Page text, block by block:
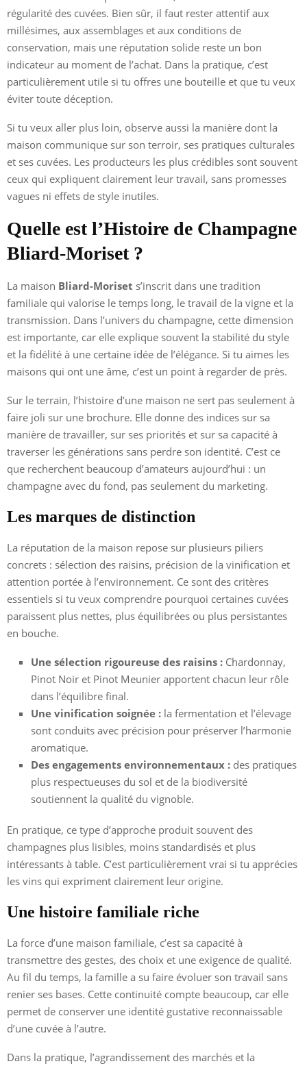
régularité des cuvées. Bien sûr, il faut rester attentif aux
millésimes, aux assemblages et aux conditions de
conservation, mais une réputation solide reste un bon
indicateur au moment de l’achat. Dans la pratique, c’est
particulièrement utile si tu offres une bouteille et que tu veux
éviter toute déception.
Si tu veux aller plus loin, observe aussi la manière dont la
maison communique sur son terroir, ses pratiques culturales
et ses cuvées. Les producteurs les plus crédibles sont souvent
ceux qui expliquent clairement leur travail, sans promesses
vagues ni effets de style inutiles.
Quelle est l’Histoire de Champagne
Bliard-Moriset ?
La maison Bliard-Moriset s’inscrit dans une tradition
familiale qui valorise le temps long, le travail de la vigne et la
transmission. Dans l’univers du champagne, cette dimension
est importante, car elle explique souvent la stabilité du style
et la fidélité à une certaine idée de l’élégance. Si tu aimes les
maisons qui ont une âme, c’est un point à regarder de près.
Sur le terrain, l’histoire d’une maison ne sert pas seulement à
faire joli sur une brochure. Elle donne des indices sur sa
manière de travailler, sur ses priorités et sur sa capacité à
traverser les générations sans perdre son identité. C’est ce
que recherchent beaucoup d’amateurs aujourd’hui : un
champagne avec du fond, pas seulement du marketing.
Les marques de distinction
La réputation de la maison repose sur plusieurs piliers
concrets : sélection des raisins, précision de la vinification et
attention portée à l’environnement. Ce sont des critères
essentiels si tu veux comprendre pourquoi certaines cuvées
paraissent plus nettes, plus équilibrées ou plus persistantes
en bouche.
Une sélection rigoureuse des raisins : Chardonnay,
Pinot Noir et Pinot Meunier apportent chacun leur rôle
dans l’équilibre final.
Une vinification soignée : la fermentation et l’élevage
sont conduits avec précision pour préserver l’harmonie
aromatique.
Des engagements environnementaux : des pratiques
plus respectueuses du sol et de la biodiversité
soutiennent la qualité du vignoble.
En pratique, ce type d’approche produit souvent des
champagnes plus lisibles, moins standardisés et plus
intéressants à table. C’est particulièrement vrai si tu apprécies
les vins qui expriment clairement leur origine.
Une histoire familiale riche
La force d’une maison familiale, c’est sa capacité à
transmettre des gestes, des choix et une exigence de qualité.
Au fil du temps, la famille a su faire évoluer son travail sans
renier ses bases. Cette continuité compte beaucoup, car elle
permet de conserver une identité gustative reconnaissable
d’une cuvée à l’autre.
Dans la pratique, l’agrandissement des marchés et la